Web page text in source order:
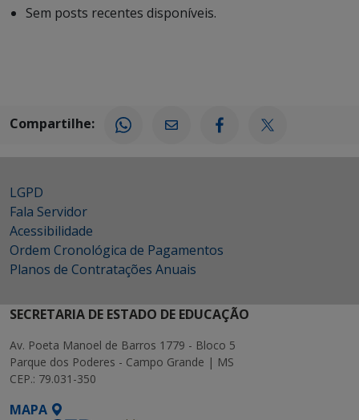
Sem posts recentes disponíveis.
Compartilhe:
LGPD
Fala Servidor
Acessibilidade
Ordem Cronológica de Pagamentos
Planos de Contratações Anuais
SECRETARIA DE ESTADO DE EDUCAÇÃO
Av. Poeta Manoel de Barros 1779 - Bloco 5
Parque dos Poderes - Campo Grande | MS
CEP.: 79.031-350
MAPA